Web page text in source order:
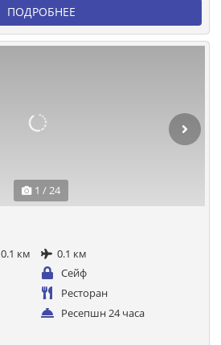
ПОДРОБНЕЕ
1 / 24
0.1 км
0.1 км
Сейф
Ресторан
Ресепшн 24 часа